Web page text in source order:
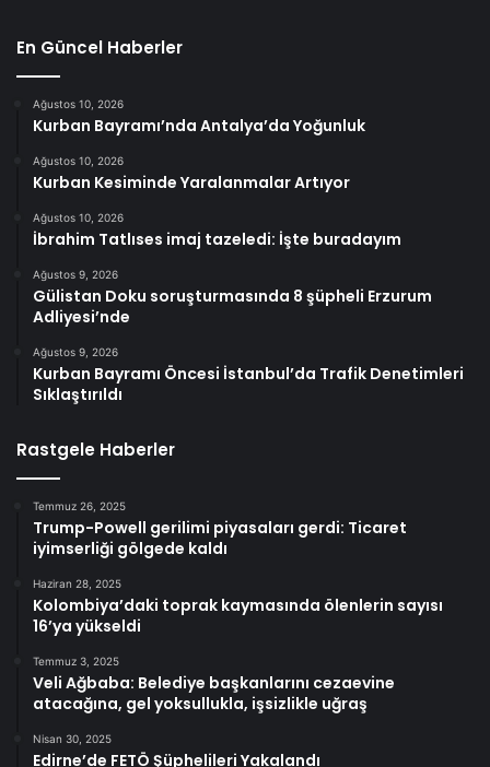
En Güncel Haberler
Ağustos 10, 2026
Kurban Bayramı’nda Antalya’da Yoğunluk
Ağustos 10, 2026
Kurban Kesiminde Yaralanmalar Artıyor
Ağustos 10, 2026
İbrahim Tatlıses imaj tazeledi: İşte buradayım
Ağustos 9, 2026
Gülistan Doku soruşturmasında 8 şüpheli Erzurum
Adliyesi’nde
Ağustos 9, 2026
Kurban Bayramı Öncesi İstanbul’da Trafik Denetimleri
Sıklaştırıldı
Rastgele Haberler
Temmuz 26, 2025
Trump-Powell gerilimi piyasaları gerdi: Ticaret
iyimserliği gölgede kaldı
Haziran 28, 2025
Kolombiya’daki toprak kaymasında ölenlerin sayısı
16’ya yükseldi
Temmuz 3, 2025
Veli Ağbaba: Belediye başkanlarını cezaevine
atacağına, gel yoksullukla, işsizlikle uğraş
Nisan 30, 2025
Edirne’de FETÖ Şüphelileri Yakalandı